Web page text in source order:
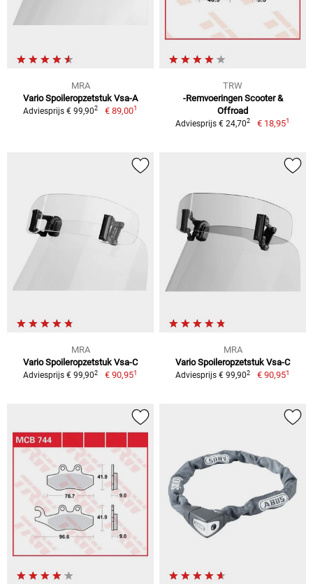
MRA
Vario Spoileropzetstuk Vsa-A
Adviesprijs € 99,902 € 89,001
TRW
-Remvoeringen Scooter &
Offroad
Adviesprijs € 24,702 € 18,951
MRA
Vario Spoileropzetstuk Vsa-C
Adviesprijs € 99,902 € 90,951
MRA
Vario Spoileropzetstuk Vsa-C
Adviesprijs € 99,902 € 90,951